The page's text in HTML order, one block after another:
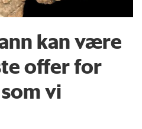
kan være
offer for
vi